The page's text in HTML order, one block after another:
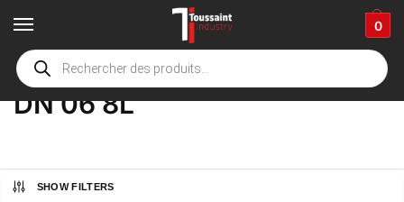
0
Accueil boutique / Product Options
DN 06 8L
SHOW FILTERS